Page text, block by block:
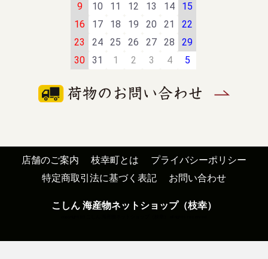
9
10 11 12 13 14
15
16
17 18 19 20 21
22
23
24 25 26 27 28
29
30
31 1 2 3 4 5
店舗のご案内 枝幸町とは
プライバシーポリシー
特定商取引法に基づく表記
お問い合わせ
こしん 海産物ネットショップ（枝幸）